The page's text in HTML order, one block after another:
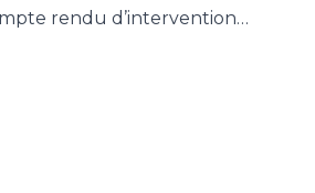
rendu d’intervention…